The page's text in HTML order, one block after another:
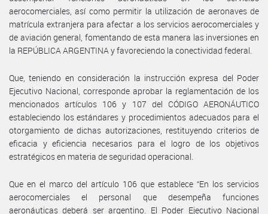
aerocomerciales, así como permitir la utilización de aeronaves de
matrícula extranjera para afectar a los servicios aerocomerciales y
de aviación general, fomentando de esta manera las inversiones en
la REPÚBLICA ARGENTINA y favoreciendo la conectividad federal.
Que, teniendo en consideración la instrucción expresa del Poder
Ejecutivo Nacional, corresponde aprobar la reglamentación de los
mencionados artículos 106 y 107 del CÓDIGO AERONÁUTICO
estableciendo los estándares y procedimientos adecuados para el
otorgamiento de dichas autorizaciones, restituyendo criterios de
eficacia y eficiencia necesarios para el logro de los objetivos
estratégicos en materia de seguridad operacional.
Que en el marco del artículo 106 que establece “En los servicios
aerocomerciales el personal que desempeña funciones
aeronáuticas deberá ser argentino. El Poder Ejecutivo Nacional